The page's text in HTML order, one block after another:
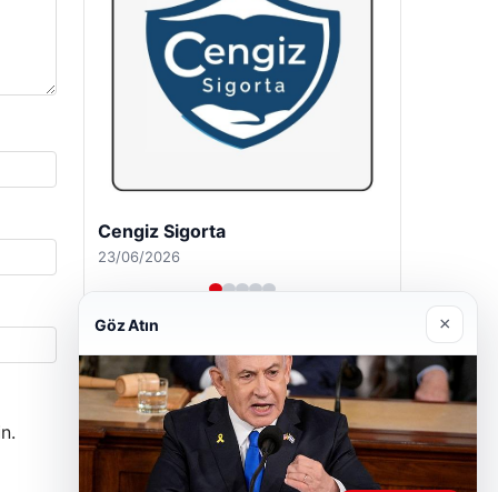
Hastaş Beton
26/05/2026
Göz Atın ×